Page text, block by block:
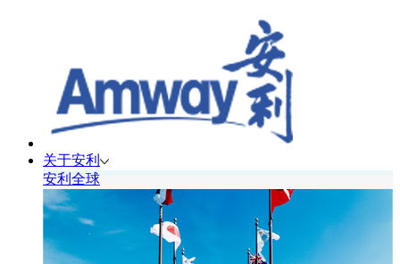
关于安利
安利全球